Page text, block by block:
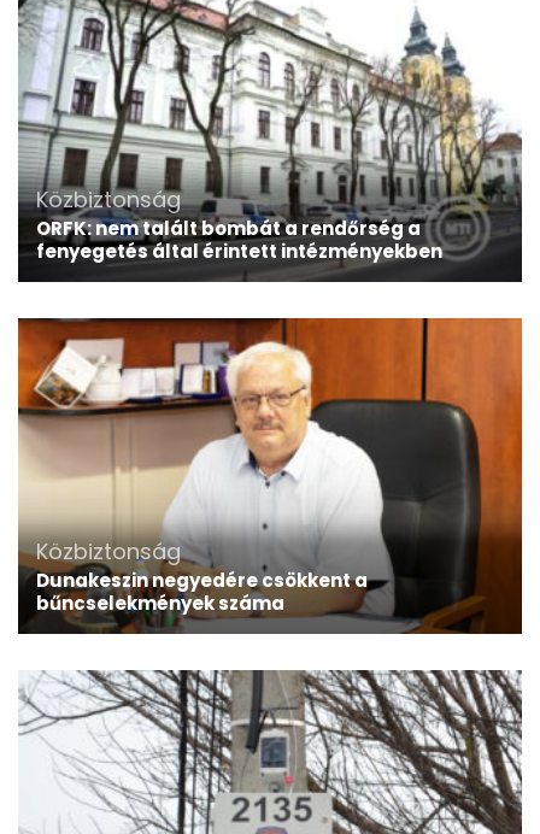
Közbiztonság
ORFK: nem talált bombát a rendőrség a
fenyegetés által érintett intézményekben
Közbiztonság
Dunakeszin negyedére csökkent a
bűncselekmények száma